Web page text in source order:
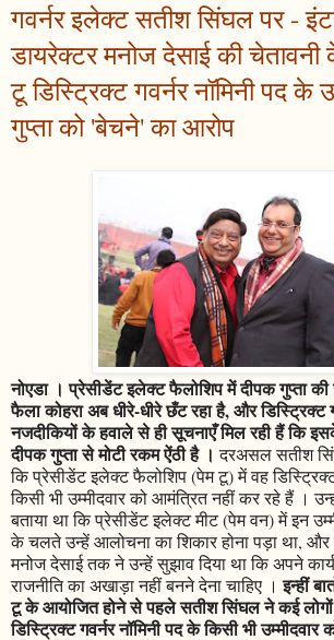
गवर्नर इलेक्ट सतीश सिंघल पर -
डायरेक्टर मनोज देसाई की
टू डिस्ट्रिक्ट गवर्नर नॉमिनी पद के
गुप्ता को 'बेचने' का आरोप
नोएडा । प्रेसीडेंट इलेक्ट फैलोशिप में दीपक गुप्ता
फैला कोहरा अब धीरे-धीरे छँट रहा है, और डिस्ट्रिक्ट
नजदीकियों के हवाले से ही सूचनाएँ मिल रही हैं कि
दीपक गुप्ता से मोटी रकम ऐंठी है ।दरअसल सतीश
कि प्रेसीडेंट इलेक्ट फैलोशिप (पेम टू) में वह डिस्ट्रिक्ट
किसी भी उम्मीदवार को आमंत्रित नहीं कर रहे हैं ।
बताया था कि प्रेसीडेंट इलेक्ट मीट (पेम वन) में इन
के चलते उन्हें आलोचना का शिकार होना पड़ा था,
मनोज देसाई तक ने उन्हें सुझाव दिया था कि अपने
राजनीति का अखाड़ा नहीं बनने देना चाहिए ।इन्हीं
टू के आयोजित होने से पहले सतीश सिंघल ने कई
डिस्ट्रिक्ट गवर्नर नॉमिनी पद के किसी भी